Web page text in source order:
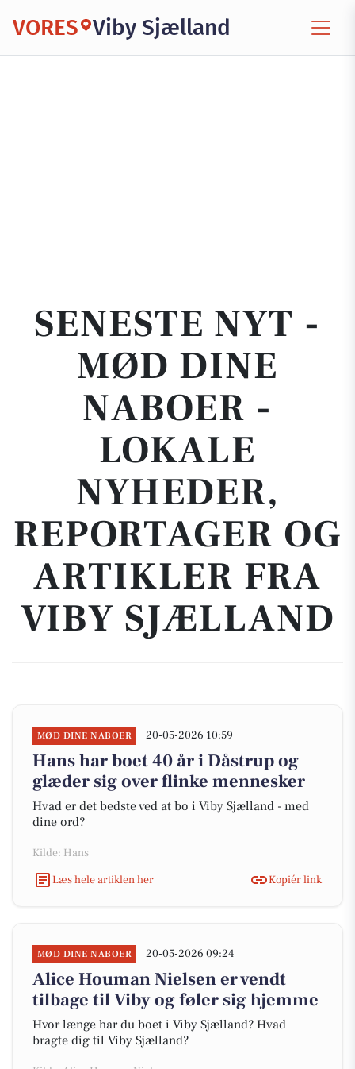
VORES Viby Sjælland
SENESTE NYT -
MØD DINE
NABOER -
LOKALE
NYHEDER,
REPORTAGER OG
ARTIKLER FRA
VIBY SJÆLLAND
MØD DINE NABOER 20-05-2026 10:59
Hans har boet 40 år i Dåstrup og
glæder sig over flinke mennesker
Hvad er det bedste ved at bo i Viby Sjælland - med
dine ord?
Kilde: Hans
Læs hele artiklen her
Kopiér link
MØD DINE NABOER 20-05-2026 09:24
Alice Houman Nielsen er vendt
tilbage til Viby og føler sig hjemme
Hvor længe har du boet i Viby Sjælland? Hvad
bragte dig til Viby Sjælland?